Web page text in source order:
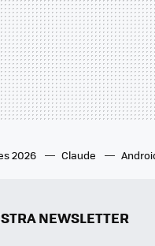
2026 Claude
NEWSLETTER